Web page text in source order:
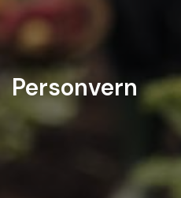
Personvern